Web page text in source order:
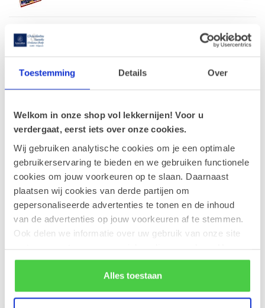
Toestemming Details Over
Welkom in onze shop vol lekkernijen! Voor u
verdergaat, eerst iets over onze cookies.
Wij gebruiken analytische cookies om je een optimale
gebruikerservaring te bieden en we gebruiken functionele
cookies om jouw voorkeuren op te slaan. Daarnaast
plaatsen wij cookies van derde partijen om
gepersonaliseerde advertenties te tonen en de inhoud
van de advertenties op jouw voorkeuren af te stemmen.
Ook delen we informatie over uw gebruik van onze site
rekening mee dat als je bepaalde cookies blokkeert, het
de correcte werking van de website kan verstoren.
Alles toestaan
€27,90
Leonidas Fluweel hart (L)
Op voorraad
€39,90
Leonidas Fluweel hart (S) 2
lagen €24,90
Recent bekeken